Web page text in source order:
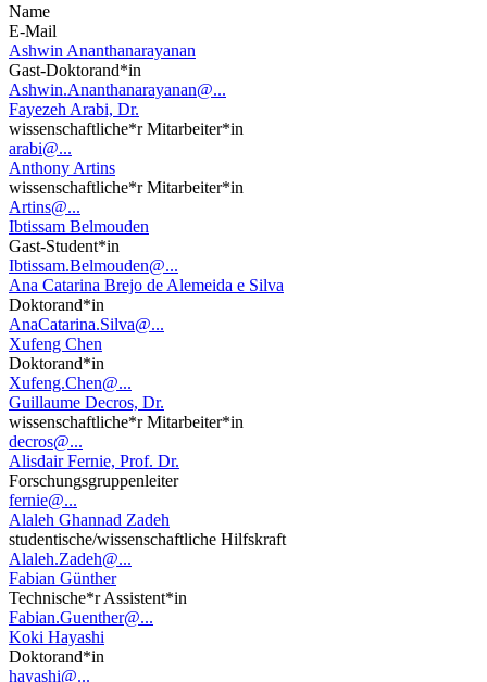
Name
E-Mail
Ashwin Ananthanarayanan
Gast-Doktorand*in
Ashwin.Ananthanarayanan@...
Fayezeh Arabi, Dr.
wissenschaftliche*r Mitarbeiter*in
arabi@...
Anthony Artins
wissenschaftliche*r Mitarbeiter*in
Artins@...
Ibtissam Belmouden
Gast-Student*in
Ibtissam.Belmouden@...
Ana Catarina Brejo de Alemeida e Silva
Doktorand*in
AnaCatarina.Silva@...
Xufeng Chen
Doktorand*in
Xufeng.Chen@...
Guillaume Decros, Dr.
wissenschaftliche*r Mitarbeiter*in
decros@...
Alisdair Fernie, Prof. Dr.
Forschungsgruppenleiter
fernie@...
Alaleh Ghannad Zadeh
studentische/wissenschaftliche Hilfskraft
Alaleh.Zadeh@...
Fabian Günther
Technische*r Assistent*in
Fabian.Guenther@...
Koki Hayashi
Doktorand*in
hayashi@...